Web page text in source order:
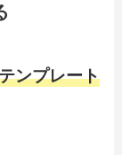
ンプレート